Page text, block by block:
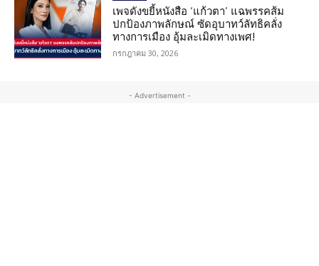
เพจดังขยี้หนังสือ ‘แก้วตา’ แฉพรรคส้ม
ปกป้องภาพลักษณ์ ซัดอุบาทว์ลัทธิคลั่ง
ทางการเมือง อุ้มละเมิดทางเพศ!
กรกฎาคม 30, 2026
- Advertisement -